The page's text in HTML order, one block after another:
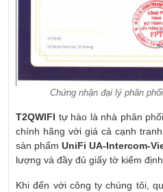
Chứng nhận đại lý phân
T2QWIFI tự hào là nhà phân
chính hãng với giá cả cạnh
sản phẩmUniFi UA-Intercom-
lượng và đầy đủ giấy tờ kiểm
Khi đến với công ty chúng tôi,